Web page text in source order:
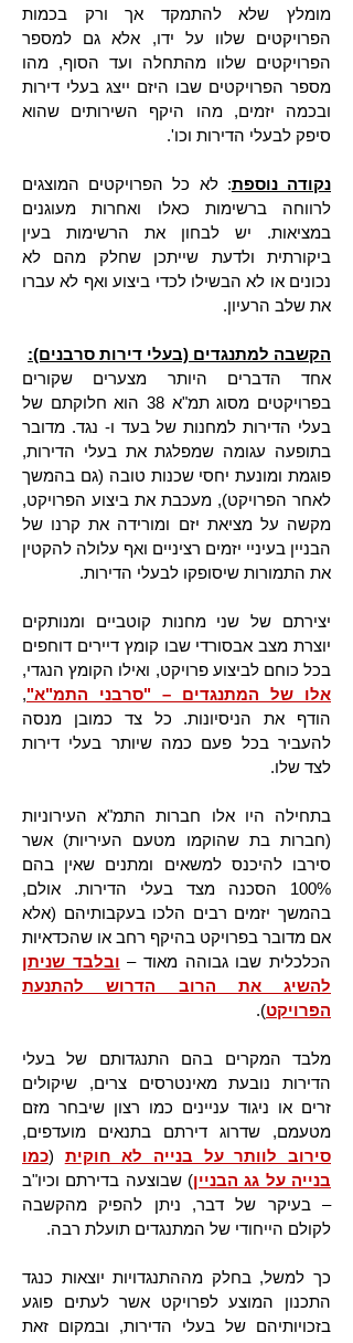
מומלץ שלא להתמקד אך ורק בכמות
הפרויקטים שלוו על ידו, אלא גם למספר
הפרויקטים שלוו מהתחלה ועד הסוף, מהו
מספר הפרויקטים שבו היזם ייצג בעלי דירות
ובכמה יזמים, מהו היקף השירותים שהוא
סיפק לבעלי הדירות וכו'.
נקודה נוספת: לא כל הפרויקטים המוצגים
לרווחה ברשימות כאלו ואחרות מעוגנים
במציאות. יש לבחון את הרשימות בעין
ביקורתית ולדעת שייתכן שחלק מהם לא
נכונים או לא הבשילו לכדי ביצוע ואף לא עברו
את שלב הרעיון.
הקשבה למתנגדים (בעלי דירות סרבנים):
אחד הדברים היותר מצערים שקורים
בפרויקטים מסוג תמ"א 38 הוא חלוקתם של
בעלי הדירות למחנות של בעד ו- נגד. מדובר
בתופעה עגומה שמפלגת את בעלי הדירות,
פוגמת ומונעת יחסי שכנות טובה (גם בהמשך
לאחר הפרויקט), מעכבת את ביצוע הפרויקט,
מקשה על מציאת יזם ומורידה את קרנו של
הבניין בעיניי יזמים רציניים ואף עלולה להקטין
את התמורות שיסופקו לבעלי הדירות.
יצירתם של שני מחנות קוטביים ומנותקים
יוצרת מצב אבסורדי שבו קומץ דיירים דוחפים
בכל כוחם לביצוע פרויקט, ואילו הקומץ הנגדי,
אלו של המתנגדים – "סרבני התמ"א",
הודף את הניסיונות. כל צד כמובן מנסה
להעביר בכל פעם כמה שיותר בעלי דירות
לצד שלו.
בתחילה היו אלו חברות התמ"א העירוניות
(חברות בת שהוקמו מטעם העיריות) אשר
סירבו להיכנס למשאים ומתנים שאין בהם
100% הסכנה מצד בעלי הדירות. אולם,
בהמשך יזמים רבים הלכו בעקבותיהם (אלא
אם מדובר בפרויקט בהיקף רחב או שהכדאיות
הכלכלית שבו גבוהה מאוד – ובלבד שניתן
להשיג את הרוב הדרוש להתנעת
הפרויקט).
מלבד המקרים בהם התנגדותם של בעלי
הדירות נובעת מאינטרסים צרים, שיקולים
זרים או ניגוד עניינים כמו רצון שיבחר מזם
מטעמם, שדרוג דירתם בתנאים מועדפים,
סירוב לוותר על בנייה לא חוקית (כמו
בנייה על גג הבניין) שבוצעה בדירתם וכיו"ב
– בעיקר של דבר, ניתן להפיק מהקשבה
לקולם הייחודי של המתנגדים תועלת רבה.
כך למשל, בחלק מההתנגדויות יוצאות כנגד
התכנון המוצע לפרויקט אשר לעתים פוגע
בזכויותיהם של בעלי הדירות, ובמקום זאת